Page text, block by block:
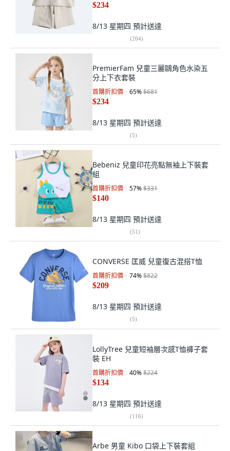
$234
8/13 星期四 預計送達
(204)
PremierFam 兒童三麗鷗角色水染五
分上下衣套裝
首購折扣價 65%$681
$234
8/13 星期四 預計送達
(5)
Bebeniz 兒童印花亮點無袖上下裝套
組
首購折扣價 57%$331
$140
8/13 星期四 預計送達
(51)
CONVERSE 匡威 兒童復古混搭T恤
首購折扣價 74%$822
$209
8/13 星期四 預計送達
(5)
LollyTree 兒童短袖層次感T恤褲子套
裝 EH
首購折扣價 40%$224
$134
8/13 星期四 預計送達
(116)
Arbe 男童 Kibo 口袋上下裝套組